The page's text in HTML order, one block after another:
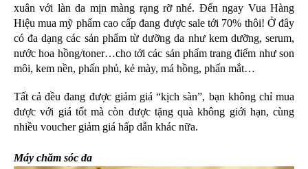
xuân với làn da mịn màng rạng rỡ nhé. Đến ngay Vua Hàng
Hiệu mua mỹ phẩm cao cấp đang được sale tới 70% thôi! Ở đây
có đa dạng các sản phẩm từ dưỡng da như kem dưỡng, serum,
nước hoa hồng/toner…cho tới các sản phẩm trang điểm như son
môi, kem nền, phấn phủ, kẻ mày, má hồng, phấn mắt…
Tất cả đều đang được giảm giá “kịch sàn”, bạn không chỉ mua
được với giá tốt mà còn được tặng quà không giới hạn, cùng
nhiều voucher giảm giá hấp dẫn khác nữa.
Máy chăm sóc da